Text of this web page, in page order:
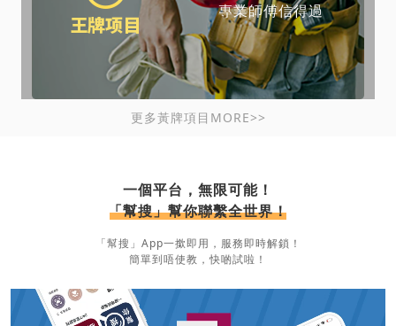
專業師傅信得過
更多黃牌項目MORE>>
一個平台，無限可能！
「幫搜」幫你聯繫全世界！
「幫搜」App一撳即用，服務即時解鎖！
簡單到唔使教，快啲試啦！